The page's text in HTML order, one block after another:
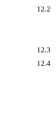
12.2
12.3
12.4